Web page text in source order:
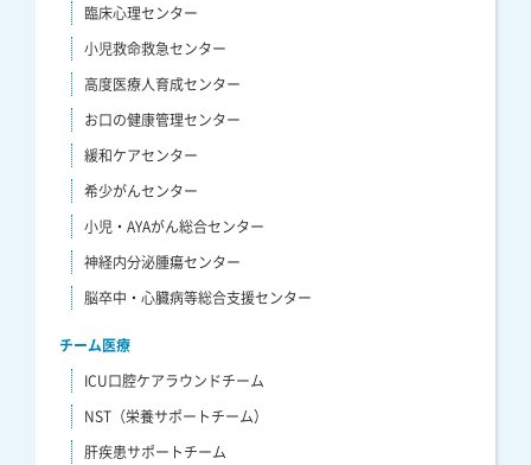
臨床心理センター
小児救命救急センター
高度医療人育成センター
お口の健康管理センター
緩和ケアセンター
希少がんセンター
小児・AYAがん総合センター
神経内分泌腫瘍センター
脳卒中・心臓病等総合支援センター
チーム医療
ICU口腔ケアラウンドチーム
NST（栄養サポートチーム）
肝疾患サポートチーム